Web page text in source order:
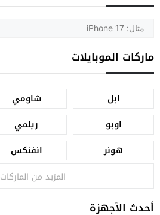
ماركات الموبايلات
ابل شاومي
اوبو
ريلمي
هونر
انفنكس
المزيد من الماركات
أحدث الأجهزة